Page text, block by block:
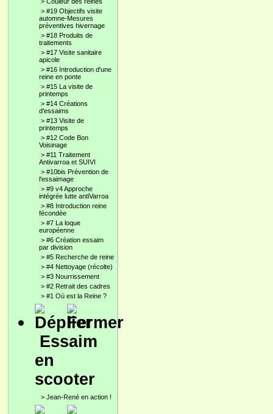
> #19 Objectifs visite
automne-Mesures
préventives hivernage
> #18 Produits de
traitements
> #17 Visite sanitaire
apicole
> #16 Introduction d'une
reine en ponte
> #15 La visite de
printemps
> #14 Créations
d'essaims
> #13 Visite de
printemps
> #12 Code Bon
Voisinage
> #11 Traitement
Antivarroa et SUIVI
> #10bis Prévention de
l'essaimage
> #9 v4 Approche
intégrée lutte antiVarroa
> #8 Introduction reine
fécondée
> #7 La loque
européenne
> #6 Création essaim
par division
> #5 Recherche de reine
> #4 Nettoyage (récolte)
> #3 Nourrissement
> #2 Retrait des cadres
> #1 Où est la Reine ?
Essaim
en
scooter
> Jean-René en action !